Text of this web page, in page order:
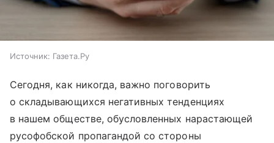
Источник: Газета.Ру
Сегодня, как никогда, важно поговорить
о складывающихся негативных тенденциях
в нашем обществе, обусловленных нарастающей
русофобской пропагандой со стороны